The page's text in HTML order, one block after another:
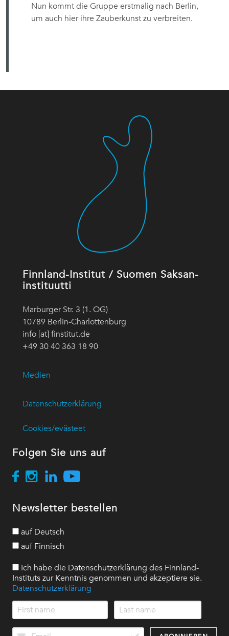
Nun kommt die Gruppe erstmalig nach Berlin,
um auch hier ihre Zauberkunst zu verbreiten.
Finnland-Institut / Suomen Saksan-
instituutti
Marburger Str. 3 (1. OG)
10789 Berlin-Charlottenburg
info [at] finstitut.de
+49 30 40 363 18 90
Medien
Datenschutzerklärung
Cookies/evästeet
Folgen Sie uns auf
Newsletter bestellen
auf Deutsch
auf Finnisch
Ich habe die Datenschutzerklärung des Finnland-
Instituts zur Kenntnis genommen und akzeptiere sie.
Datenschutzerklärung